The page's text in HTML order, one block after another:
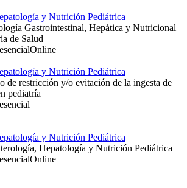
y Nutrición Pediátrica
Gastrointestinal, Hepática y Nutricional
de Salud
Online
y Nutrición Pediátrica
de restricción y/o evitación de la ingesta de
pediatría
y Nutrición Pediátrica
Hepatología y Nutrición Pediátrica
Online